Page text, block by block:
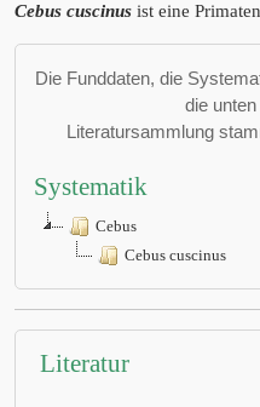
Cebus cuscinus ist eine
Die Funddaten, die
die
Literatursammlung
Systematik
Cebus
Cebus cuscinus
Literatur